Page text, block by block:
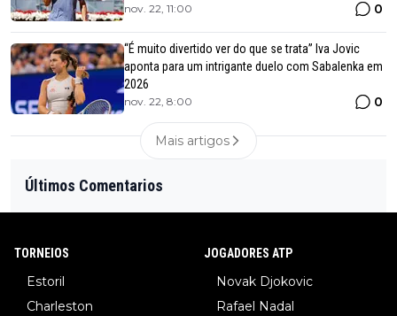
nov. 22, 11:00 0
“É muito divertido ver do que se trata” Iva Jovic
aponta para um intrigante duelo com Sabalenka em
2026
nov. 22, 8:00 0
Mais artigos
Últimos Comentarios
TORNEIOS
Estoril
Charleston
JOGADORES ATP
Novak Djokovic
Rafael Nadal